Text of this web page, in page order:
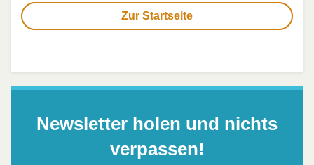
Zur Startseite
Newsletter holen und nichts
verpassen!